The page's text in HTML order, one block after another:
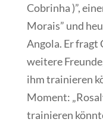
Cobrinha )”,
Morais” und
Angola. Er fragt
weitere
ihm trainieren
Moment:
trainieren